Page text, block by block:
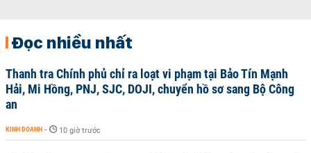
Đọc nhiều nhất
Thanh tra Chính phủ chỉ ra loạt vi phạm tại Bảo Tín Mạnh
Hải, Mi Hồng, PNJ, SJC, DOJI, chuyển hồ sơ sang Bộ Công
an
KINH DOANH - 10 giờ trước